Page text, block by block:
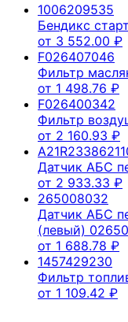
1006209535
Бендикс
от 3 552.00 ₽
F026407046
Фильтр
от 1 498.76 ₽
F026400342
Фильтр
от 2 160.93 ₽
Датчик АБС
от 2 933.33 ₽
265008032
Датчик АБС
(левый)
от 1 688.78 ₽
1457429230
Фильтр
от 1 109.42 ₽